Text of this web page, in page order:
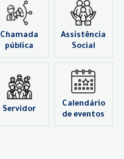
Chamada
pública
Assistência
Social
Servidor
Calendário
de eventos